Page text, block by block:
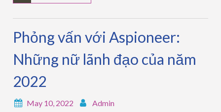
Phỏng vấn với Aspioneer:
Những nữ lãnh đạo của năm
2022
May 10, 2022 Admin